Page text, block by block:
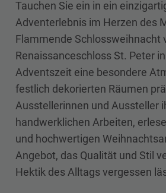
Tauchen Sie ein in ein
Adventerlebnis im Herzen des
Flammende Schlossweihnacht
Renaissanceschloss St. Peter
Adventszeit eine besondere
festlich dekorierten Räumen
Ausstellerinnen und Aussteller
handwerklichen Arbeiten,
und hochwertigen
Angebot, das Qualität und Stil
Hektik des Alltags vergessen